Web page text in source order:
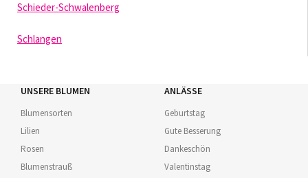
Schieder-Schwalenberg
Schlangen
UNSERE BLUMEN
Blumensorten
Lilien
Rosen
Blumenstrauß
ANLÄSSE
Geburtstag
Gute Besserung
Dankeschön
Valentinstag